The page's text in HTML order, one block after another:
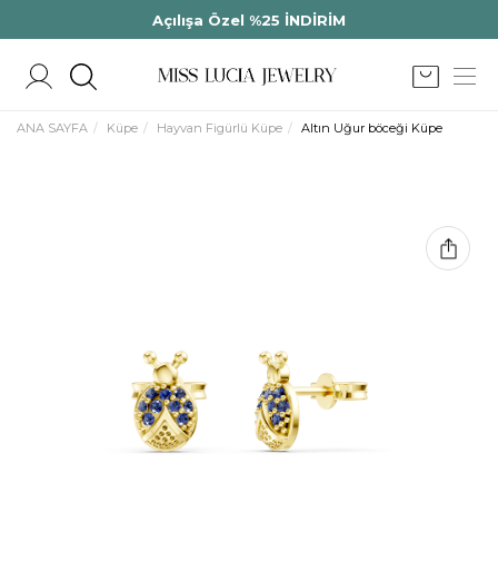
Açılışa Özel %25 İNDİRİM
ANA SAYFA Küpe Hayvan Figürlü Küpe Altın Uğur böceği Küpe